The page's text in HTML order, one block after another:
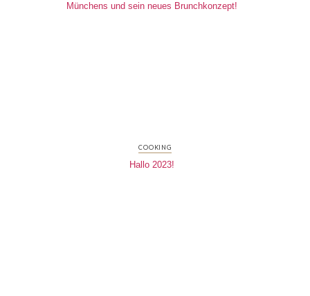
Münchens und sein neues Brunchkonzept!
COOKING
Hallo 2023!